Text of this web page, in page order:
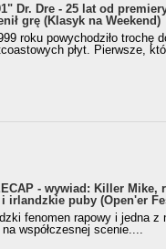
Dr. Dre - 25 lat od
grę (Klasyk na Weekend)
roku powychodziło trochę
płyt. Pierwsze,
- wywiad: Killer Mike,
irlandzkie puby (Open'er
fenomen rapowy i jedna z
współczesnej scenie....